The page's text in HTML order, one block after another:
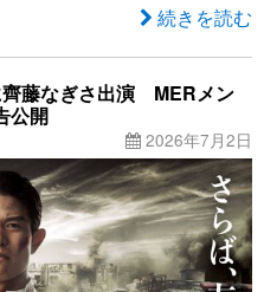
続きを読む
齊藤なぎさ出演 MERメン
公開
2026年7月2日